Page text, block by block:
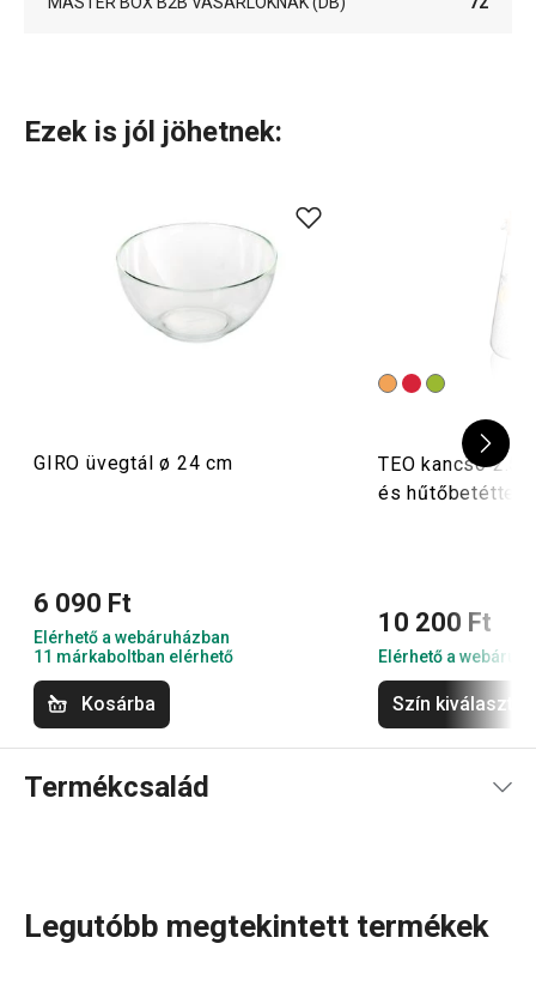
Ezek is jól jöhetnek:
GIRO üvegtál ø 24 cm
6 090 Ft
Elérhető a webáruházban
11 márkaboltban elérhető
Kosárba
TEO kancsó 2.5
és hűtőbetéttel
10 200 Ft
Elérhető a
Szín
Termékcsalád
Legutóbb megtekintett termékek